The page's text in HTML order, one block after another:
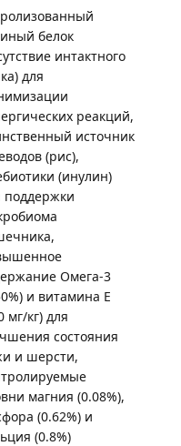
белок
интактного
для
реакций,
источник
(рис),
(инулин)
поддержки
Омега-3
и витамина Е
мг/кг) для
состояния
и шерсти,
магния (0.08%),
(0.62%) и
(0.8%)